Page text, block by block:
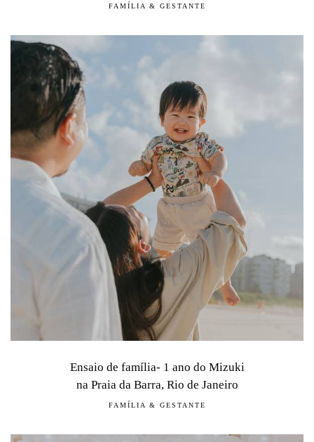
FAMÍLIA & GESTANTE
Ensaio de família- 1 ano do Mizuki
na Praia da Barra, Rio de Janeiro
FAMÍLIA & GESTANTE